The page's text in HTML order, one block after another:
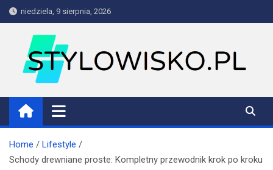
Skip
to
niedziela, 9 sierpnia, 2026
stylowisko.pl
Blog
Home
Lifestyle
Schody drewniane proste: Kompletny przewodnik krok po kroku